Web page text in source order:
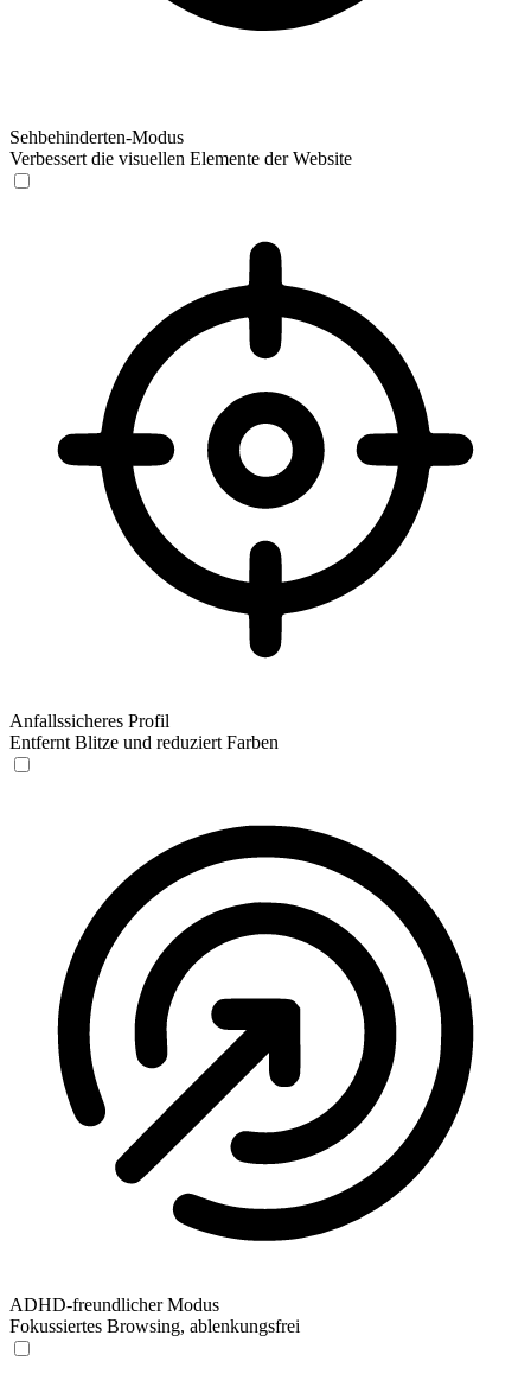
Sehbehinderten-Modus
Verbessert die visuellen Elemente der Website
Anfallssicheres Profil
Entfernt Blitze und reduziert Farben
ADHD-freundlicher Modus
Fokussiertes Browsing, ablenkungsfrei